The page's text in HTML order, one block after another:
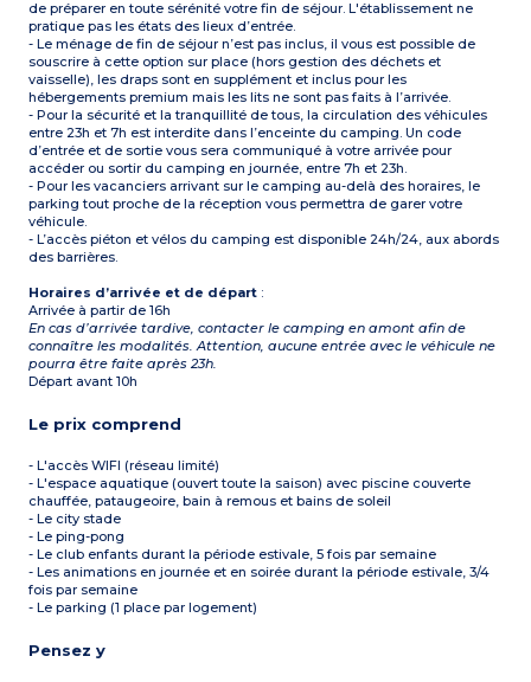
de préparer en toute sérénité votre fin de séjour. L'établissement ne
pratique pas les états des lieux d’entrée.
- Le ménage de fin de séjour n’est pas inclus, il vous est possible de
souscrire à cette option sur place (hors gestion des déchets et
vaisselle), les draps sont en supplément et inclus pour les
hébergements premium mais les lits ne sont pas faits à l’arrivée.
- Pour la sécurité et la tranquillité de tous, la circulation des véhicules
entre 23h et 7h est interdite dans l’enceinte du camping. Un code
d’entrée et de sortie vous sera communiqué à votre arrivée pour
accéder ou sortir du camping en journée, entre 7h et 23h.
- Pour les vacanciers arrivant sur le camping au-delà des horaires, le
parking tout proche de la réception vous permettra de garer votre
véhicule.
- L’accès piéton et vélos du camping est disponible 24h/24, aux abords
des barrières.
Horaires d’arrivée et de départ :
Arrivée à partir de 16h
En cas d’arrivée tardive, contacter le camping en amont afin de
connaître les modalités. Attention, aucune entrée avec le véhicule ne
pourra être faite après 23h.
Départ avant 10h
Le prix comprend
- L'accès WIFI (réseau limité)
- L'espace aquatique (ouvert toute la saison) avec piscine couverte
chauffée, pataugeoire, bain à remous et bains de soleil
- Le city stade
- Le ping-pong
- Le club enfants durant la période estivale, 5 fois par semaine
- Les animations en journée et en soirée durant la période estivale, 3/4
fois par semaine
- Le parking (1 place par logement)
Pensez y